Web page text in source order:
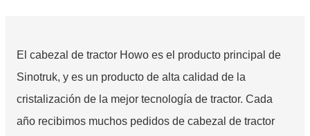
El cabezal de tractor Howo es el producto principal de
Sinotruk, y es un producto de alta calidad de la
cristalización de la mejor tecnología de tractor. Cada
año recibimos muchos pedidos de cabezal de tractor